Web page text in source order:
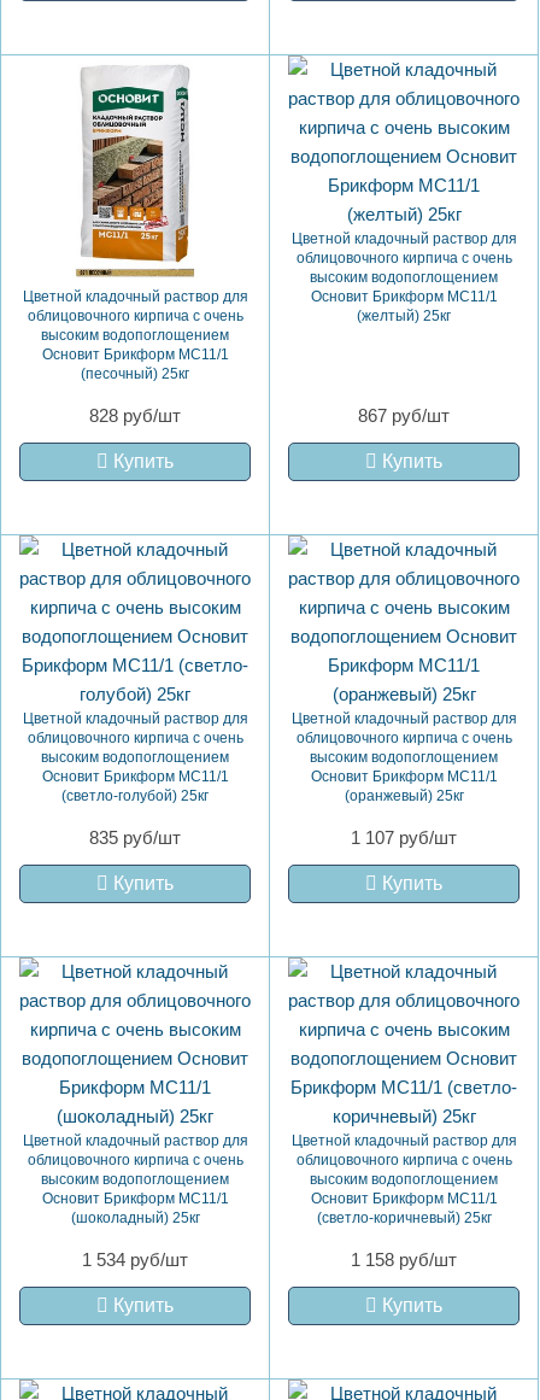
Цветной кладочный раствор для
облицовочного кирпича с очень
высоким водопоглощением
Основит Брикформ MC11/1
(песочный) 25кг
828 руб/шт
Купить
Цветной кладочный раствор для
облицовочного кирпича с очень
высоким водопоглощением
Основит Брикформ MC11/1
(желтый) 25кг
867 руб/шт
Купить
Цветной кладочный раствор для
облицовочного кирпича с очень
высоким водопоглощением
Основит Брикформ MC11/1
(светло-голубой) 25кг
835 руб/шт
Купить
Цветной кладочный раствор для
облицовочного кирпича с очень
высоким водопоглощением
Основит Брикформ MC11/1
(оранжевый) 25кг
1 107 руб/шт
Купить
Цветной кладочный раствор для
облицовочного кирпича с очень
высоким водопоглощением
Основит Брикформ MC11/1
(шоколадный) 25кг
1 534 руб/шт
Купить
Цветной кладочный раствор для
облицовочного кирпича с очень
высоким водопоглощением
Основит Брикформ MC11/1
(светло-коричневый) 25кг
1 158 руб/шт
Купить